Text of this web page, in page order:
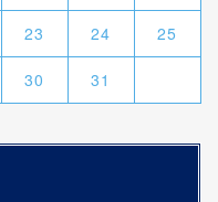
23 24 25
30 31